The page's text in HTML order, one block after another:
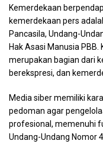
Kemerdekaan
kemerdekaan pers
Pancasila, Undang-
Hak Asasi Manusia
merupakan bagian dari
berekspresi, dan
Media siber memiliki
pedoman agar
profesional, memenuhi
Undang-Undang Nomor